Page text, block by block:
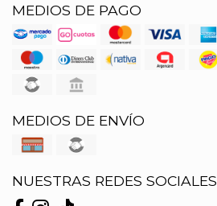
MEDIOS DE PAGO
MEDIOS DE ENVÍO
NUESTRAS REDES SOCIALES